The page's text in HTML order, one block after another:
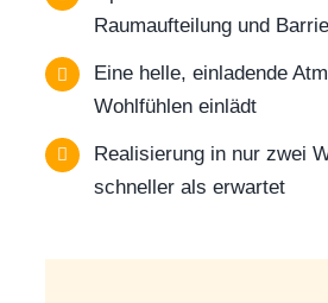
Raumaufteilung und
Eine helle, einladende
Wohlfühlen einlädt
Realisierung in nur zwei
schneller als erwartet